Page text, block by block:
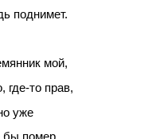
поднимет.
мой,
где-то прав,
уже